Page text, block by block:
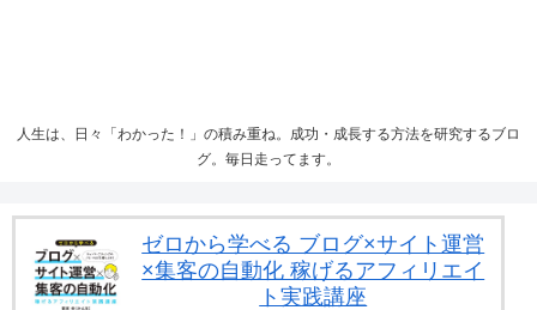
人生は、日々「わかった！」の積み重ね。成功・成長する方法を研究するブロ
グ。毎日走ってます。
ゼロから学べる ブログ×サイト運営
×集客の自動化 稼げるアフィリエイ
ト実践講座